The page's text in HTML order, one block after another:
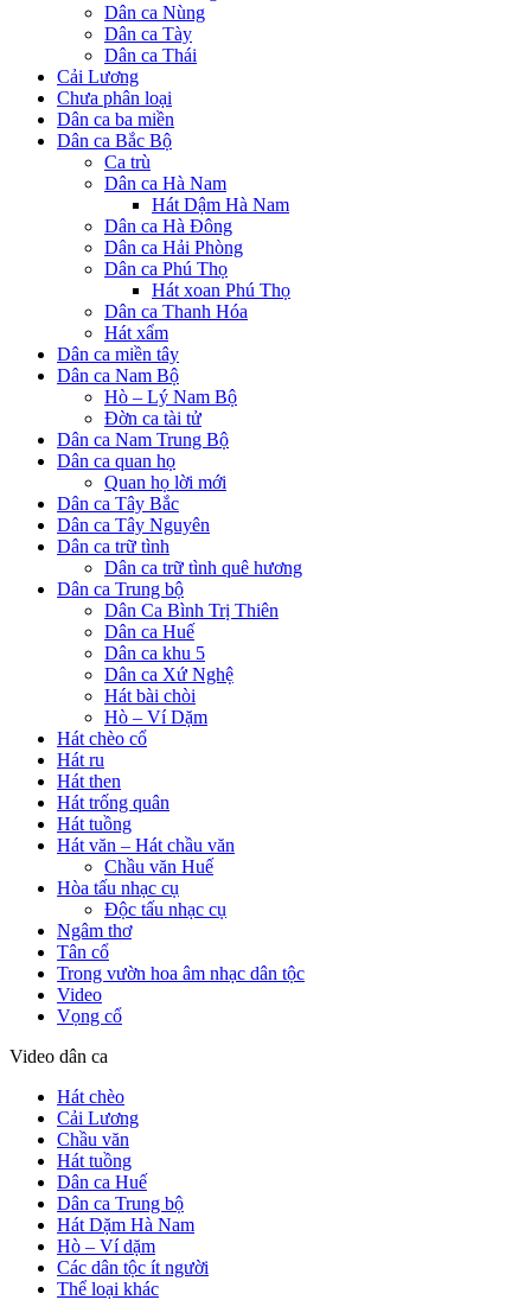
Dân ca Nùng
Dân ca Tày
Dân ca Thái
Cải Lương
Chưa phân loại
Dân ca ba miền
Dân ca Bắc Bộ
Ca trù
Dân ca Hà Nam
Hát Dậm Hà Nam
Dân ca Hà Đông
Dân ca Hải Phòng
Dân ca Phú Thọ
Hát xoan Phú Thọ
Dân ca Thanh Hóa
Hát xẩm
Dân ca miền tây
Dân ca Nam Bộ
Hò – Lý Nam Bộ
Đờn ca tài tử
Dân ca Nam Trung Bộ
Dân ca quan họ
Quan họ lời mới
Dân ca Tây Bắc
Dân ca Tây Nguyên
Dân ca trữ tình
Dân ca trữ tình quê hương
Dân ca Trung bộ
Dân Ca Bình Trị Thiên
Dân ca Huế
Dân ca khu 5
Dân ca Xứ Nghệ
Hát bài chòi
Hò – Ví Dặm
Hát chèo cổ
Hát ru
Hát then
Hát trống quân
Hát tuồng
Hát văn – Hát chầu văn
Chầu văn Huế
Hòa tấu nhạc cụ
Độc tấu nhạc cụ
Ngâm thơ
Tân cổ
Trong vườn hoa âm nhạc dân tộc
Video
Vọng cổ
Video dân ca
Hát chèo
Cải Lương
Chầu văn
Hát tuồng
Dân ca Huế
Dân ca Trung bộ
Hát Dặm Hà Nam
Hò – Ví dặm
Các dân tộc ít người
Thể loại khác